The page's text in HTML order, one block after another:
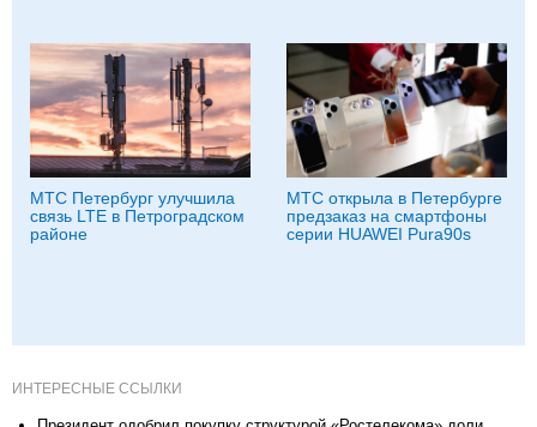
МТС Петербург улучшила
связь LTE в Петроградском
районе
МТС открыла в Петербурге
предзаказ на смартфоны
серии HUAWEI Pura90s
ИНТЕРЕСНЫЕ ССЫЛКИ